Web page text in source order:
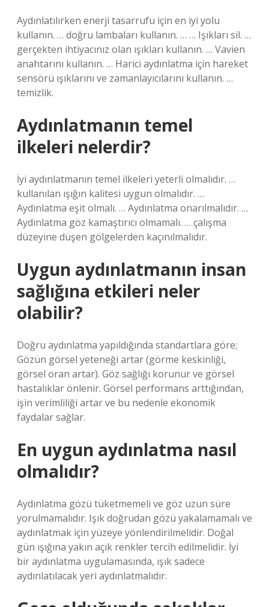
Aydınlatılırken enerji tasarrufu için en iyi yolu
kullanın. … doğru lambaları kullanın. … … Işıkları sil. …
gerçekten ihtiyacınız olan ışıkları kullanın. … Vavien
anahtarını kullanın. … Harici aydınlatma için hareket
sensörü ışıklarını ve zamanlayıcılarını kullanın. …
temizlik.
Aydınlatmanın temel
ilkeleri nelerdir?
İyi aydınlatmanın temel ilkeleri yeterli olmalıdır. …
kullanılan ışığın kalitesi uygun olmalıdır. …
Aydınlatma eşit olmalı. … Aydınlatma onarılmalıdır. …
Aydınlatma göz kamaştırıcı olmamalı. … çalışma
düzeyine düşen gölgelerden kaçınılmalıdır.
Uygun aydınlatmanın insan
sağlığına etkileri neler
olabilir?
Doğru aydınlatma yapıldığında standartlara göre;
Gözün görsel yeteneği artar (görme keskinliği,
görsel oran artar). Göz sağlığı korunur ve görsel
hastalıklar önlenir. Görsel performans arttığından,
işin verimliliği artar ve bu nedenle ekonomik
faydalar sağlar.
En uygun aydınlatma nasıl
olmalıdır?
Aydınlatma gözü tüketmemeli ve göz uzun süre
yorulmamalıdır. Işık doğrudan gözü yakalamamalı ve
aydınlatmak için yüzeye yönlendirilmelidir. Doğal
gün ışığına yakın açık renkler tercih edilmelidir. İyi
bir aydınlatma uygulamasında, ışık sadece
aydınlatılacak yeri aydınlatmalıdır.